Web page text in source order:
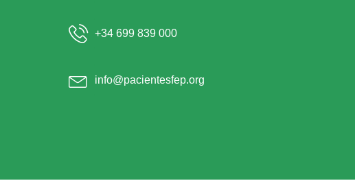
+34 699 839 000
info@pacientesfep.org